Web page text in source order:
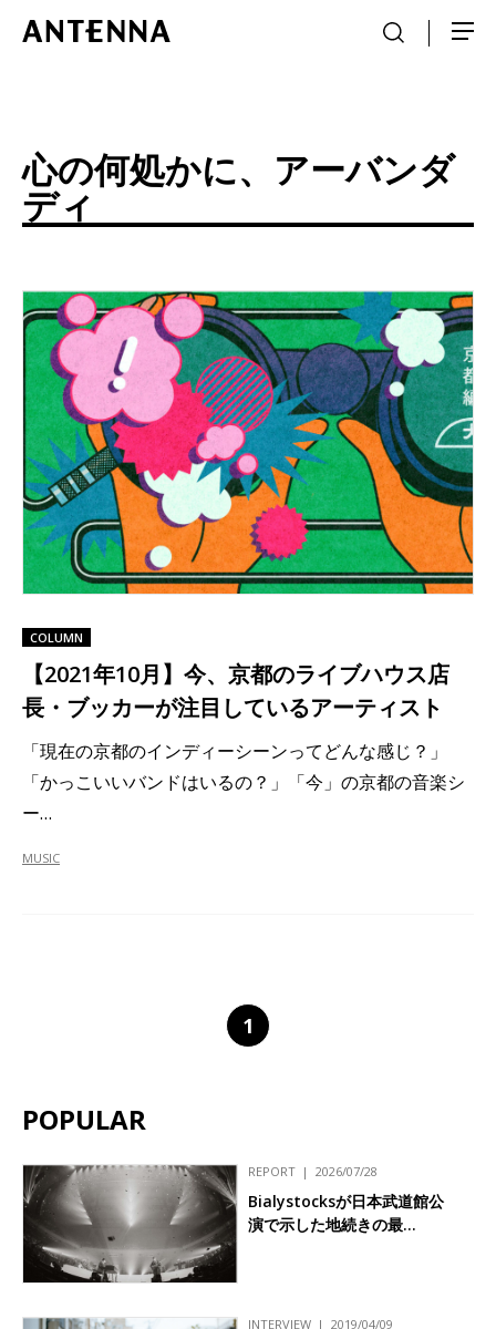
心の何処かに、アーバンダ
ディ
COLUMN
【2021年10月】今、京都のライブハウス店
長・ブッカーが注目しているアーティスト
「現在の京都のインディーシーンってどんな感じ？」
「かっこいいバンドはいるの？」「今」の京都の音楽シ
ー…
MUSIC
1
POPULAR
REPORT 2026/07/28
Bialystocksが日本武道館公
演で示した地続きの最…
INTERVIEW 2019/04/09